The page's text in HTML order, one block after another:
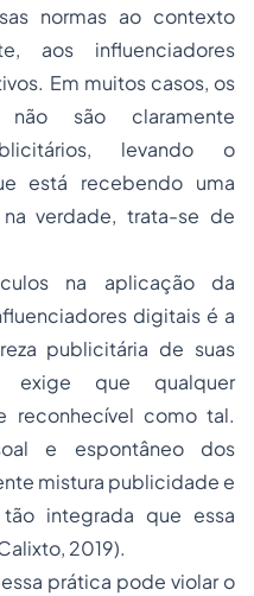
normas ao contexto
aos influenciadores
Em muitos casos, os
não são claramente
levando o
está recebendo uma
verdade, trata-se de
na aplicação da
digitais é a
publicitária de suas
exige que qualquer
reconhecível como tal.
e espontâneo dos
mistura publicidade e
integrada que essa
2019).
prática pode violar o